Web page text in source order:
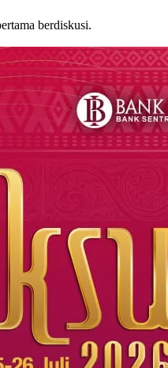
berdiskusi.